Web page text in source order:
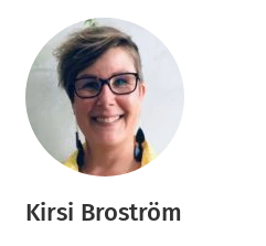
Kirsi Bro­ström